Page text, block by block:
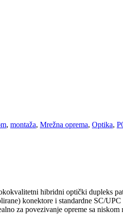
, montaža, Mrežna oprema, Optika,
hibridni optički dupleks
konektore i standardne SC/
za povezivanje opreme sa